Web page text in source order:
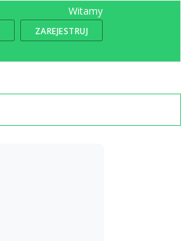
Witamy
ZAREJESTRUJ